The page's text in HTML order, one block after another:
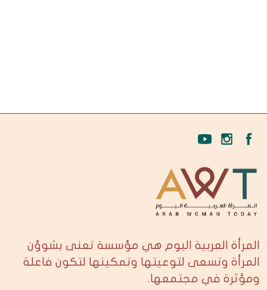
المرأة العربية اليوم هي مؤسسة تعنى بشوؤن
المرأة وتسعى لتوعيتها وتمكينها لتكون فاعلة
ومؤثرة في مجتمعها.